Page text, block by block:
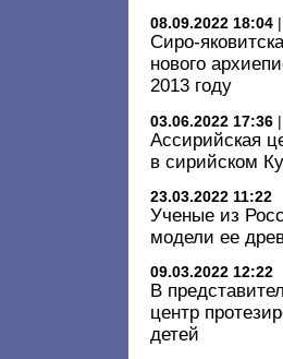
08.09.2022 18:04
Сиро-
нового
2013 году
03.06.2022 17:36
Ассирийская
в сирийском
23.03.2022 11:22
Ученые из
модели ее
09.03.2022 12:22
В
центр
детей